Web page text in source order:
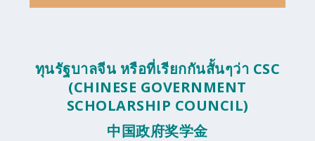
ทุนรัฐบาลจีน หรือที่เรียกกันสั้นๆว่า CSC
(CHINESE GOVERNMENT
SCHOLARSHIP COUNCIL)
中国政府奖学金